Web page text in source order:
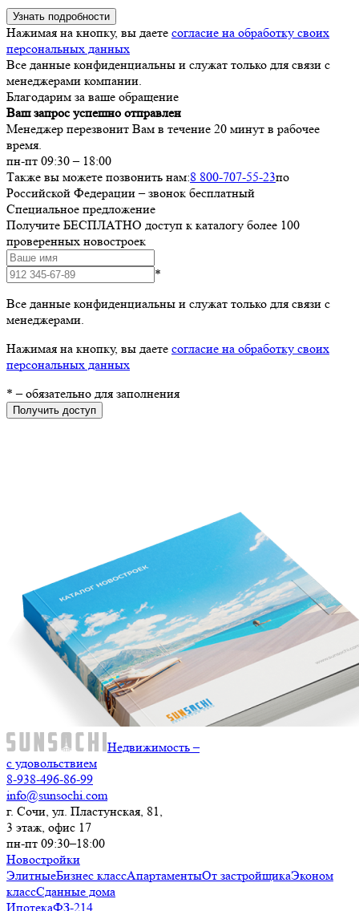
Узнать подробности
Нажимая на кнопку, вы даете согласие на обработку своих
персональных данных
Все данные конфиденциальны и служат только для связи с
менеджерами компании.
Благодарим за ваше обращение
Ваш запрос успешно отправлен
Менеджер перезвонит Вам в течение 20 минут в рабочее
время.
пн-пт 09:30 – 18:00
Также вы можете позвонить нам:8 800-707-55-23по
Российской Федерации – звонок бесплатный
Специальное предложение
Получите БЕСПЛАТНО доступ к каталогу более 100
проверенных новостроек
*
Все данные конфиденциальны и служат только для связи с
менеджерами.
Нажимая на кнопку, вы даете согласие на обработку своих
персональных данных
* – обязательно для заполнения
Получить доступ
Недвижимость –
с удовольствием
8-938-496-86-99
info@sunsochi.com
г. Сочи, ул. Пластунская, 81,
3 этаж, офис 17
пн-пт 09:30–18:00
Новостройки
ЭлитныеБизнес классАпартаментыОт застройщикаЭконом
классСданные дома
ИпотекаФЗ-214